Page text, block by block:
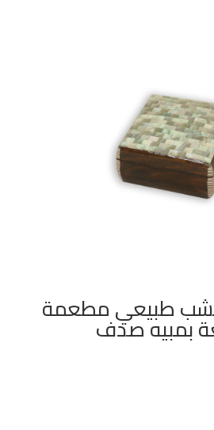
خشب طبيعي مطعمة
بمبيه صدف